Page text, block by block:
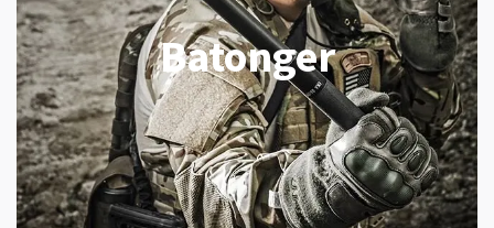
Batonger